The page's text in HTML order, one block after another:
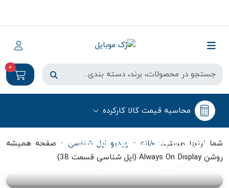
0
محاسبه قیمت کالا کارکرده
شما اینجا هستید: خانه -ویدیو اپل شناسی-صفحه همیشه
روشن Always On Display (اپل شناسی قسمت 38)
ویدیو اپل شناسی
صفحه همیشه روشن Always On
Display (اپل شناسی قسمت 38)
بدون دیدگاه